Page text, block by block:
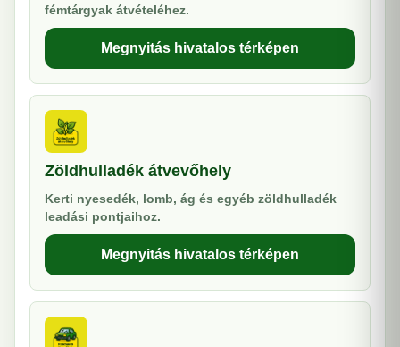
fémtárgyak átvételéhez.
Megnyitás hivatalos térképen
Zöldhulladék átvevőhely
Kerti nyesedék, lomb, ág és egyéb zöldhulladék
leadási pontjaihoz.
Megnyitás hivatalos térképen